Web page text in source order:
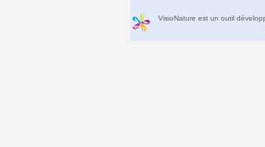
VisioNature est un outil